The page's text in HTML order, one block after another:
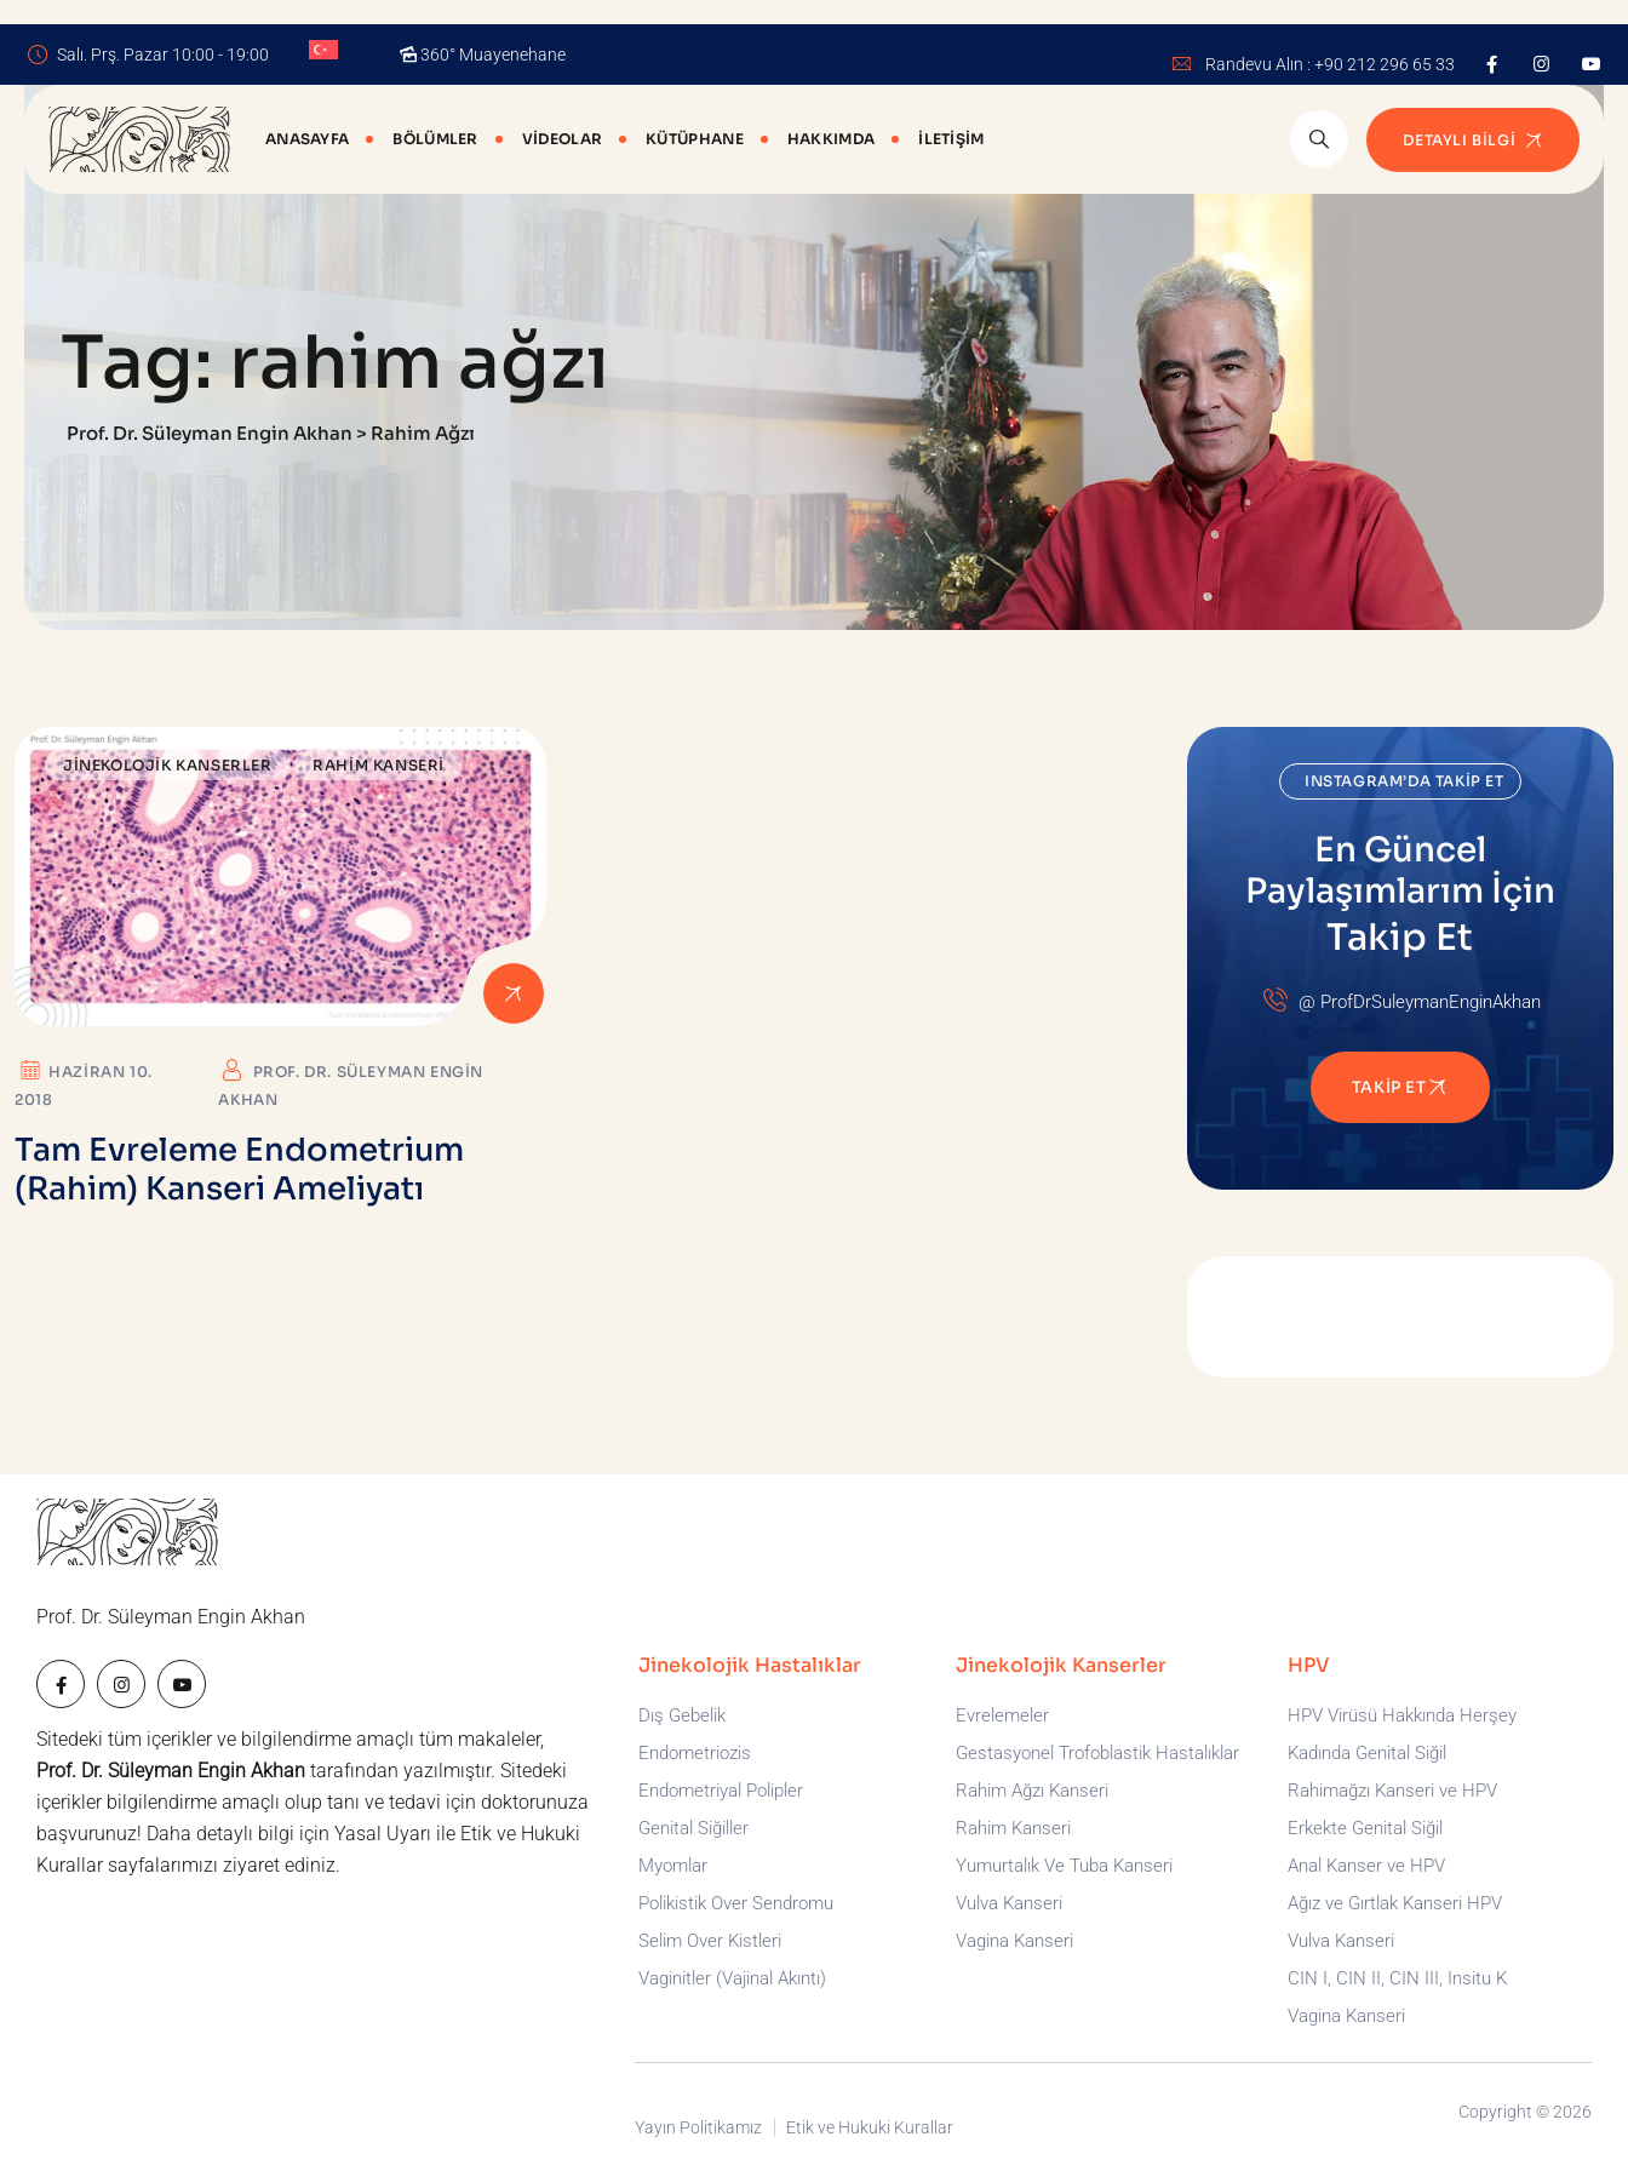
content
Salı. Prş. Pazar 10:00 - 19:00 360° Muayenehane Randevu Alın : +90 212 296 65 33
ANASAYFA BÖLÜMLER VIDEOLAR KÜTÜPHANE HAKKIMDA İLETIŞIM DETAYLI BILGI
Tag: rahim ağzı
Prof. Dr. Süleyman Engin Akhan > Rahim Ağzı
JINEKOLOJIK KANSERLER RAHIM KANSERI
HAZIRAN 10.
2018
PROF. DR. SÜLEYMAN ENGIN
AKHAN
Tam Evreleme Endometrium
(Rahim) Kanseri Ameliyatı
INSTAGRAM’DA TAKIP ET
En Güncel
Paylaşımlarım İçin
Takip Et
@ ProfDrSuleymanEnginAkhan
TAKIP ET
Prof. Dr. Süleyman Engin Akhan
Sitedeki tüm içerikler ve bilgilendirme amaçlı tüm makaleler,
Prof. Dr. Süleyman Engin Akhan tarafından yazılmıştır. Sitedeki
içerikler bilgilendirme amaçlı olup tanı ve tedavi için doktorunuza
başvurunuz! Daha detaylı bilgi için Yasal Uyarı ile Etik ve Hukuki
Kurallarsayfalarımızı ziyaret ediniz.
Jinekolojik Hastalıklar
Dış Gebelik
Endometriozis
Endometriyal Polipler
Genital Siğiller
Myomlar
Polikistik Over Sendromu
Selim Over Kistleri
Vaginitler (Vajinal Akıntı)
Jinekolojik Kanserler
Evrelemeler
Gestasyonel Trofoblastik Hastalıklar
Rahim Ağzı Kanseri
Rahim Kanseri
Yumurtalık Ve Tuba Kanseri
Vulva Kanseri
Vagina Kanseri
HPV
HPV Virüsü Hakkında Herşey
Kadında Genital Siğil
Rahimağzı Kanseri ve HPV
Erkekte Genital Siğil
Anal Kanser ve HPV
Ağız ve Gırtlak Kanseri HPV
Vulva Kanseri
CIN I, CIN II, CIN III, Insitu K
Vagina Kanseri
Copyright © 2026
Yayın Politikamız Etik ve Hukuki Kurallar